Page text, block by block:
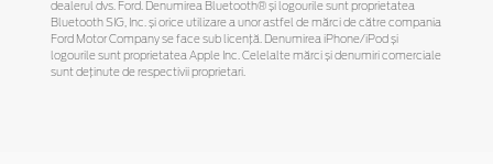
dealerul dvs. Ford. Denumirea Bluetooth® și logourile sunt proprietatea
Bluetooth SIG, Inc. și orice utilizare a unor astfel de mărci de către compania
Ford Motor Company se face sub licență. Denumirea iPhone/iPod și
logourile sunt proprietatea Apple Inc. Celelalte mărci și denumiri comerciale
sunt deținute de respectivii proprietari.